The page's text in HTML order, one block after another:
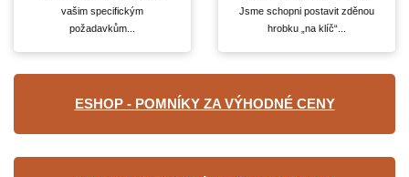
vašim specifickým
požadavkům...
Jsme schopni postavit zděnou
hrobku „na klíč“...
ESHOP - POMNÍKY ZA VÝHODNÉ CENY